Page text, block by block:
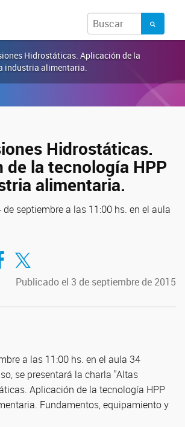
Hidrostáticas. Aplicación de la
industria alimentaria.
Hidrostáticas.
de la tecnología HPP
alimentaria.
de septiembre a las 11:00 hs. en el aula
en Facebook
Compartir en Twitter
Publicado el 3 de septiembre de 2015
a las 11:00 hs. en el aula 34
se presentará la charla "Altas
Aplicación de la tecnología HPP
Fundamentos, equipamiento y